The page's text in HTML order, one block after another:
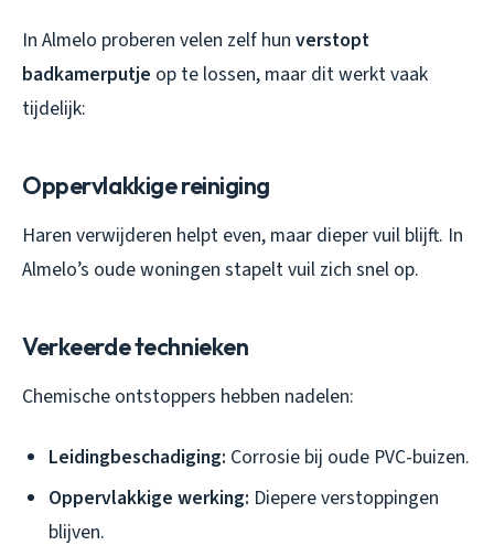
In Almelo proberen velen zelf hun verstopt
badkamerputje op te lossen, maar dit werkt vaak
tijdelijk:
Oppervlakkige reiniging
Haren verwijderen helpt even, maar dieper vuil blijft. In
Almelo’s oude woningen stapelt vuil zich snel op.
Verkeerde technieken
Chemische ontstoppers hebben nadelen:
Leidingbeschadiging: Corrosie bij oude PVC-buizen.
Oppervlakkige werking: Diepere verstoppingen
blijven.